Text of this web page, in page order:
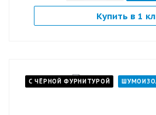
Купить в 1
С ЧЁРНОЙ ФУРНИТУРОЙ